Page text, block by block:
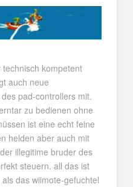
kompetent
auch neue
pad-controllers mit.
zu bedienen ohne
ist eine echt feine
helden aber auch mit
illegitime bruder des
steuern. all das ist
das wiimote-gefuchtel